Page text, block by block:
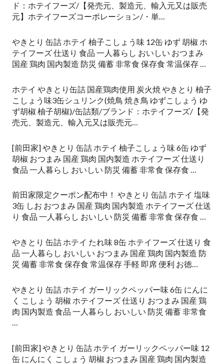
ド：ホテイフーズ/【発売元、製造元、輸入元又は販売
元】ホテイフーズコーポレーション/・単…
やきとり 缶詰 ホテイ 柚子こしょう味 12缶 ゆず 胡椒 ホ
テイフーズ 仕送り 食品 一人暮らし おいしい おつまみ
国産 鶏肉 国内製造 防災 備蓄 非常食 保存食 常温保存 …
ホテイ やきとり缶詰 国産鶏肉使用 炭火焼 やきとり 柚子
こしょう味3缶シュリンク(焼鳥 焼き鳥 ゆずこしょう ゆ
ず胡椒 柚子胡椒)/缶詰類/ブランド：ホテイフーズ/【発
売元、製造元、輸入元又は販売元…
[前田家] やきとり 缶詰 ホテイ 柚子こしょう味 6缶 ゆず
胡椒 おつまみ 国産 鶏肉 国内製造 ホテイフーズ 仕送り
食品 一人暮らし おいしい 防災 備蓄 非常食 保存食 …
前田家限定クーポン配布中！ やきとり 缶詰 ホテイ 塩味
3缶 しお おつまみ 国産 鶏肉 国内製造 ホテイフーズ 仕送
り 食品 一人暮らし おいしい 防災 備蓄 非常食 保存食 …
やきとり 缶詰 ホテイ たれ味 8缶 ホテイフーズ 仕送り 食
品 一人暮らし おいしい おつまみ 国産 鶏肉 国内製造 防
災 備蓄 非常食 保存食 常温保存 手軽 即席 便利 お徳…
やきとり 缶詰 ホテイ ガーリックペッパー味 6缶 にんに
く こしょう 胡椒 ホテイフーズ 仕送り おつまみ 国産 鶏
肉 国内製造 食品 一人暮らし おいしい 防災 備蓄 非常食
…
[前田家] やきとり 缶詰 ホテイ ガーリックペッパー味 12
缶 にんにく こしょう 胡椒 おつまみ 国産 鶏肉 国内製造